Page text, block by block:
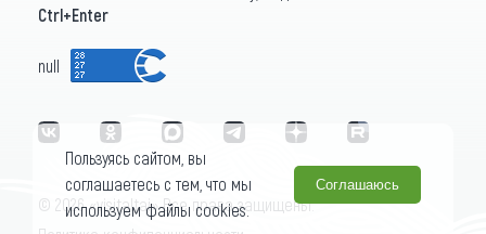
Ctrl+Enter
null
© 2026 «visitaltai» Все права защищены.
Пользуясь сайтом, вы
соглашаетесь с тем, что мы
используем файлы cookies.
Соглашаюсь